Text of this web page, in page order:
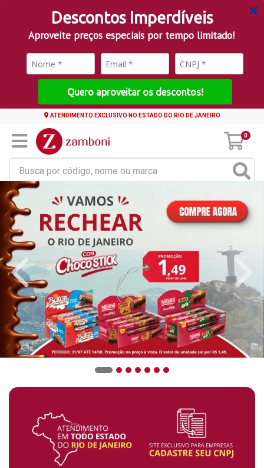
Descontos Imperdíveis
Aproveite preços especiais por tempo limitado!
Quero aproveitar os descontos!
ATENDIMENTO EXCLUSIVO NO ESTADO DO RIO DE JANEIRO
0